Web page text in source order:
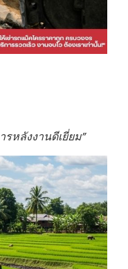
รหลังงานดีเยี่ยม”